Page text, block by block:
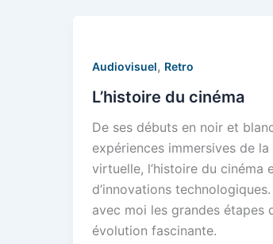
Audiovisuel, Retro
L’histoire du cinéma
De ses débuts en noir et
expériences immersives de
virtuelle, l’histoire du cinéma
d’innovations
avec moi les grandes étapes
évolution fascinante.